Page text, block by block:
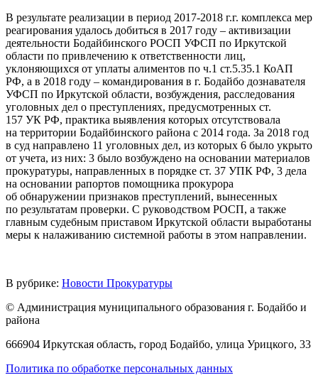
В результате реализации в период 2017-2018 г.г. комплекса мер
реагирования удалось добиться в 2017 году – активизации
деятельности Бодайбинского РОСП УФСП по Иркутской
области по привлечению к ответственности лиц,
уклоняющихся от уплаты алиментов по ч.1 ст.5.35.1 КоАП
РФ, а в 2018 году – командирования в г. Бодайбо дознавателя
УФСП по Иркутской области, возбуждения, расследования
уголовных дел о преступлениях, предусмотренных ст.
157 УК РФ, практика выявления которых отсутствовала
на территории Бодайбинского района с 2014 года. За 2018 год
в суд направлено 11 уголовных дел, из которых 6 было укрыто
от учета, из них: 3 было возбуждено на основании материалов
прокуратуры, направленных в порядке ст. 37 УПК РФ, 3 дела
на основании рапортов помощника прокурора
об обнаружении признаков преступлений, вынесенных
по результатам проверки. С руководством РОСП, а также
главным судебным приставом Иркутской области выработаны
меры к налаживанию системной работы в этом направлении.
В рубрике: Новости Прокуратуры
© Администрация муниципального образования г. Бодайбо и
района
666904 Иркутская область, город Бодайбо, улица Урицкого, 33
Политика по обработке персональных данных